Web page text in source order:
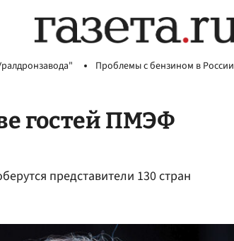
Проблемы с бензином в России
гостей ПМЭФ
представители 130 стран